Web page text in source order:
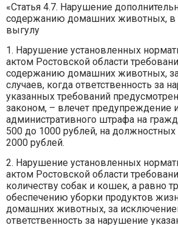
«Статья 4.7. Нарушение
содержанию домашних животных, в
выгулу
1. Нарушение установленных
актом Ростовской области
содержанию домашних животных,
случаев, когда ответственность за
указанных требований
законом, – влечет предупреждение
административного штрафа на
500 до 1000 рублей, на
2000 рублей.
2. Нарушение установленных
актом Ростовской области
количеству собак и кошек, а равно
обеспечению уборки продуктов
домашних животных, за
ответственность за нарушение